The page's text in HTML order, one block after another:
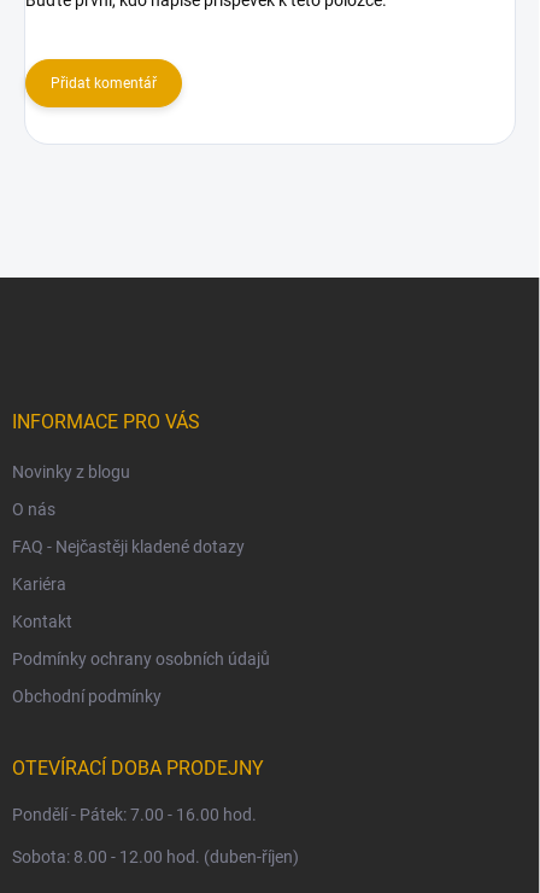
Přidat komentář
INFORMACE PRO VÁS
Novinky z blogu
O nás
FAQ - Nejčastěji kladené dotazy
Kariéra
Kontakt
Podmínky ochrany osobních údajů
Obchodní podmínky
OTEVÍRACÍ DOBA PRODEJNY
Pondělí - Pátek: 7.00 - 16.00 hod.
Sobota: 8.00 - 12.00 hod. (duben-říjen)